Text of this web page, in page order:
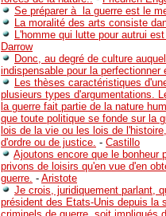
Se préparer à la guerre est le
La moralité des arts consiste
L'homme qui lutte pour autrui
Darrow
Donc, au degré de culture
indispensable pour la perfectionner
Les thèses caractéristiques
plusieurs types d'argumentations.
la guerre fait partie de la nature
que toute politique se fonde sur la
lois de la vie ou les lois de
d'ordre ou de justice. - Castillo
Ajoutons encore que le bonheur
privons de loisirs qu'en vue d'en
guerre. - Aristote
Je crois, juridiquement parlant,
président des Etats-Unis depuis la